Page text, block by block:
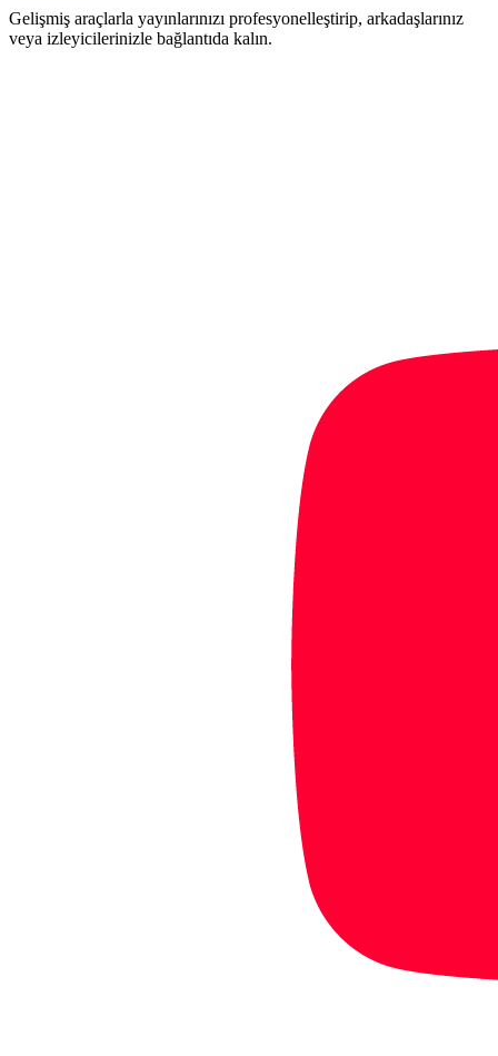
Gelişmiş araçlarla yayınlarınızı profesyonelleştirip, arkadaşlarınız
veya izleyicilerinizle bağlantıda kalın.